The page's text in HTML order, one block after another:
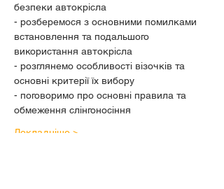
безпеки автокрісла
- розберемося з основними помилками
встановлення та подальшого
використання автокрісла
- розглянемо особливості візочків та
основні критерії їх вибору
- поговоримо про основні правила та
обмеження слінгоносіння
Докладніше >